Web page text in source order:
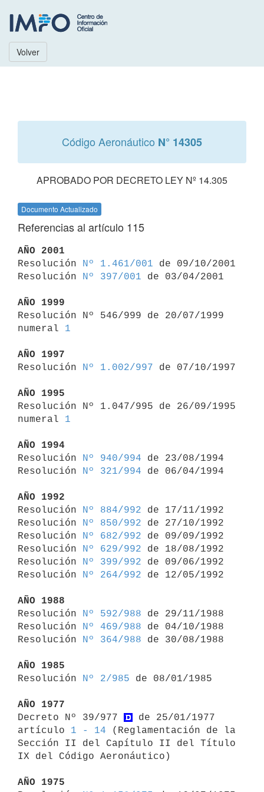
Volver
Código Aeronáutico N° 14305
APROBADO POR DECRETO LEY Nº 14.305
Documento Actualizado
Referencias al artículo 115
AÑO 2001
Resolución
Nº 1.461/001 de 09/10/2001
Resolución
Nº 397/001 de 03/04/2001
AÑO 1999
Resolución Nº 546/999 de 20/07/1999
numeral 1
AÑO 1997
Resolución
Nº 1.002/997 de 07/10/1997
AÑO 1995
Resolución Nº 1.047/995 de 26/09/1995
numeral 1
AÑO 1994
Resolución
Nº 940/994 de 23/08/1994
Resolución
Nº 321/994 de 06/04/1994
AÑO 1992
Resolución
Nº 884/992 de 17/11/1992
Resolución
Nº 850/992 de 27/10/1992
Resolución
Nº 682/992 de 09/09/1992
Resolución
Nº 629/992 de 18/08/1992
Resolución
Nº 399/992 de 09/06/1992
Resolución
Nº 264/992 de 12/05/1992
AÑO 1988
Resolución
Nº 592/988 de 29/11/1988
Resolución
Nº 469/988 de 04/10/1988
Resolución
Nº 364/988 de 30/08/1988
AÑO 1985
Resolución
Nº 2/985 de 08/01/1985
AÑO 1977
Decreto Nº 39/977
de 25/01/1977
artículo 1 - 14 (Reglamentación de la
Sección II del Capítulo II del Título
IX del Código Aeronáutico)
AÑO 1975